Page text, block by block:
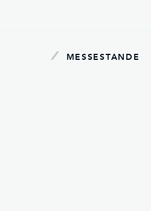
MESSESTANDE